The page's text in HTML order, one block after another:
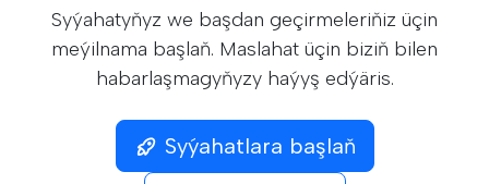
Syýahatyňyz we başdan geçirmeleriňiz üçin
meýilnama başlaň. Maslahat üçin biziň bilen
habarlaşmagyňyzy haýyş edýäris.
Syýahatlara başlaň